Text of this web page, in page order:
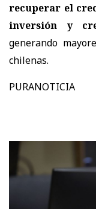
recuperar el
inversión y
generando
chilenas.
PURANOTICIA